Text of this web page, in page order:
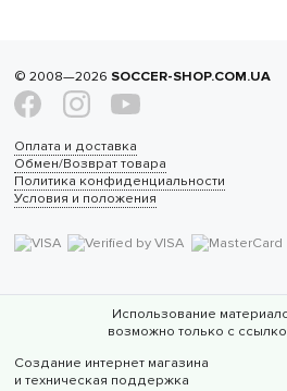
© 2008—2026 SOCCER-SHOP.COM.UA
Оплата и доставка
Обмен/Возврат товара
Политика конфиденциальности
Условия и положения
Использование
возможно только с
Создание интернет магазина
и техническая поддержка